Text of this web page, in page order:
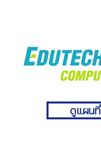
ดูแผนที่